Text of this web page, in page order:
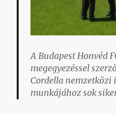
A Budapest Honvéd
megegyezéssel
Cordella nemzetközi
munkájához sok